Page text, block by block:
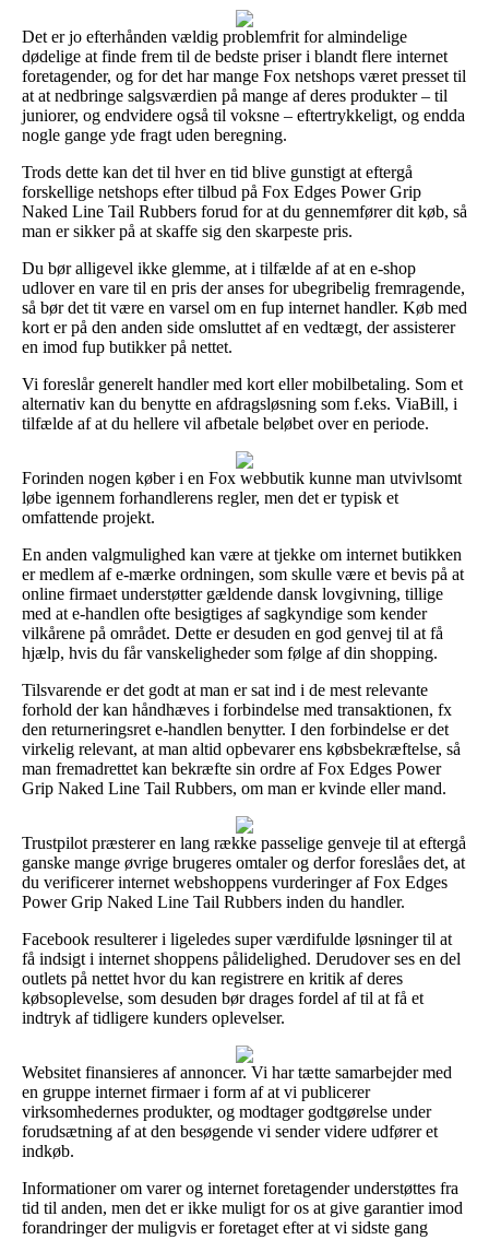
Det er jo efterhånden vældig problemfrit for almindelige
dødelige at finde frem til de bedste priser i blandt flere internet
foretagender, og for det har mange Fox netshops været presset til
at at nedbringe salgsværdien på mange af deres produkter – til
juniorer, og endvidere også til voksne – eftertrykkeligt, og endda
nogle gange yde fragt uden beregning.
Trods dette kan det til hver en tid blive gunstigt at eftergå
forskellige netshops efter tilbud på Fox Edges Power Grip
Naked Line Tail Rubbers forud for at du gennemfører dit køb, så
man er sikker på at skaffe sig den skarpeste pris.
Du bør alligevel ikke glemme, at i tilfælde af at en e-shop
udlover en vare til en pris der anses for ubegribelig fremragende,
så bør det tit være en varsel om en fup internet handler. Køb med
kort er på den anden side omsluttet af en vedtægt, der assisterer
en imod fup butikker på nettet.
Vi foreslår generelt handler med kort eller mobilbetaling. Som et
alternativ kan du benytte en afdragsløsning som f.eks. ViaBill, i
tilfælde af at du hellere vil afbetale beløbet over en periode.
Forinden nogen køber i en Fox webbutik kunne man utvivlsomt
løbe igennem forhandlerens regler, men det er typisk et
omfattende projekt.
En anden valgmulighed kan være at tjekke om internet butikken
er medlem af e-mærke ordningen, som skulle være et bevis på at
online firmaet understøtter gældende dansk lovgivning, tillige
med at e-handlen ofte besigtiges af sagkyndige som kender
vilkårene på området. Dette er desuden en god genvej til at få
hjælp, hvis du får vanskeligheder som følge af din shopping.
Tilsvarende er det godt at man er sat ind i de mest relevante
forhold der kan håndhæves i forbindelse med transaktionen, fx
den returneringsret e-handlen benytter. I den forbindelse er det
virkelig relevant, at man altid opbevarer ens købsbekræftelse, så
man fremadrettet kan bekræfte sin ordre af Fox Edges Power
Grip Naked Line Tail Rubbers, om man er kvinde eller mand.
Trustpilot præsterer en lang række passelige genveje til at eftergå
ganske mange øvrige brugeres omtaler og derfor foreslåes det, at
du verificerer internet webshoppens vurderinger af Fox Edges
Power Grip Naked Line Tail Rubbers inden du handler.
Facebook resulterer i ligeledes super værdifulde løsninger til at
få indsigt i internet shoppens pålidelighed. Derudover ses en del
outlets på nettet hvor du kan registrere en kritik af deres
købsoplevelse, som desuden bør drages fordel af til at få et
indtryk af tidligere kunders oplevelser.
Websitet finansieres af annoncer. Vi har tætte samarbejder med
en gruppe internet firmaer i form af at vi publicerer
virksomhedernes produkter, og modtager godtgørelse under
forudsætning af at den besøgende vi sender videre udfører et
indkøb.
Informationer om varer og internet foretagender understøttes fra
tid til anden, men det er ikke muligt for os at give garantier imod
forandringer der muligvis er foretaget efter at vi sidste gang